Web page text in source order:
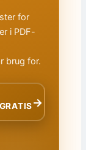
for
i PDF-
brug for.
→